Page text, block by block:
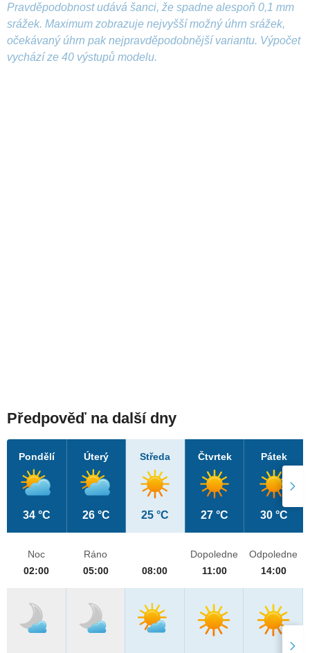
Pravděpodobnost udává šanci, že spadne alespoň 0,1 mm
srážek. Maximum zobrazuje nejvyšší možný úhrn srážek,
očekávaný úhrn pak nejpravděpodobnější variantu. Výpočet
vychází ze 40 výstupů modelu.
Předpověď na další dny
Pondělí
34 °C
Úterý
26 °C
Středa
25 °C
Čtvrtek
27 °C
Pátek
30 °C
Noc
02:00
Ráno
05:00
08:00
Dopoledne
11:00
Odpoledne
14:00